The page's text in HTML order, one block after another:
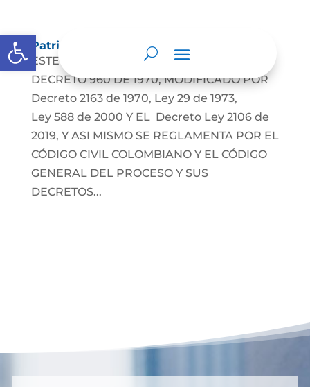
Abrir barra de herramientas
Patrimonio de familia inembargable
ESTE TRAMITE SE REGLAMENTA POR LE
DECRETO 960 DE 1970, MODIFICADO POR
Decreto 2163 de 1970, Ley 29 de 1973,
Ley 588 de 2000 Y EL Decreto Ley 2106 de
2019, Y ASI MISMO SE REGLAMENTA POR EL
CÓDIGO CIVIL COLOMBIANO Y EL CÓDIGO
GENERAL DEL PROCESO Y SUS
DECRETOS...